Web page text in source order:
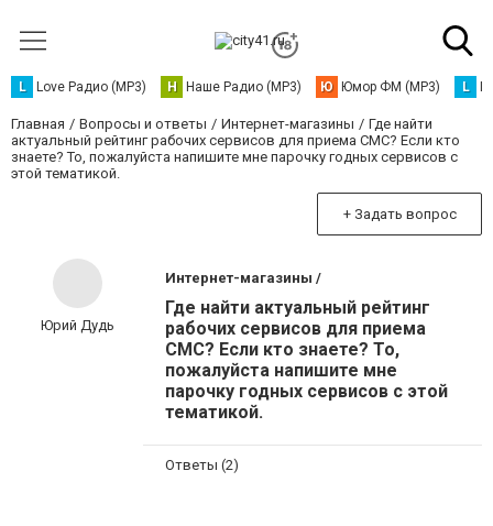
L Love Радио (MP3) Н Наше Радио (MP3) Ю Юмор ФМ (MP3) L
Главная Вопросы и ответы Интернет-магазины
Где найти
актуальный рейтинг рабочих сервисов для приема СМС? Если кто
знаете? То, пожалуйста напишите мне парочку годных сервисов с
этой тематикой.
+ Задать вопрос
Юрий Дудь
Интернет-магазины /
Где найти актуальный рейтинг
рабочих сервисов для приема
СМС? Если кто знаете? То,
пожалуйста напишите мне
парочку годных сервисов с этой
тематикой.
Ответы (2)